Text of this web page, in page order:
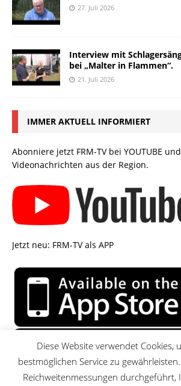
27. Juli 2026
Interview mit
bei „Malter in Flammen“.
21. Juli 2026
IMMER AKTUELL INFORMIERT
Abonniere jetzt FRM-TV bei YOUTUBE
Videonachrichten aus der Region.
Jetzt neu: FRM-TV als APP
Diese Website verwendet Cookies,
bestmöglichen Service zu
Reichweitenmessungen durchgeführt,